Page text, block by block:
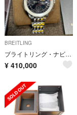
BREITLING
ブライトリング・ナビタイマーヘリテージ
¥ 410,000